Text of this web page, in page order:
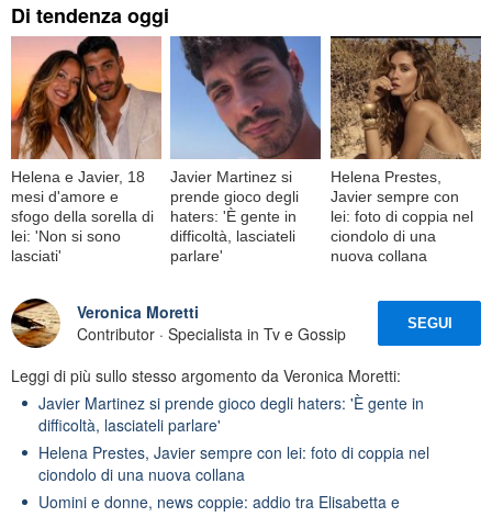
Di tendenza oggi
Helena e Javier, 18
mesi d'amore e
sfogo della sorella di
lei: 'Non si sono
lasciati'
Javier Martinez si
prende gioco degli
haters: 'È gente in
difficoltà, lasciateli
parlare'
Helena Prestes,
Javier sempre con
lei: foto di coppia nel
ciondolo di una
nuova collana
Veronica Moretti
Contributor · Specialista in Tv e Gossip
SEGUI
Leggi di più sullo stesso argomento da Veronica Moretti:
Javier Martinez si prende gioco degli haters: 'È gente in
difficoltà, lasciateli parlare'
Helena Prestes, Javier sempre con lei: foto di coppia nel
ciondolo di una nuova collana
Uomini e donne, news coppie: addio tra Elisabetta e